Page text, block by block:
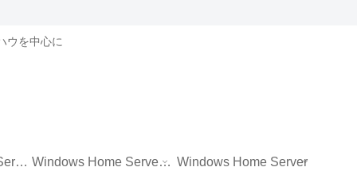
ウを中心に
Windows Storage Server 2012 R2 Essentials Windows Home Server 2011 Windows Home Server